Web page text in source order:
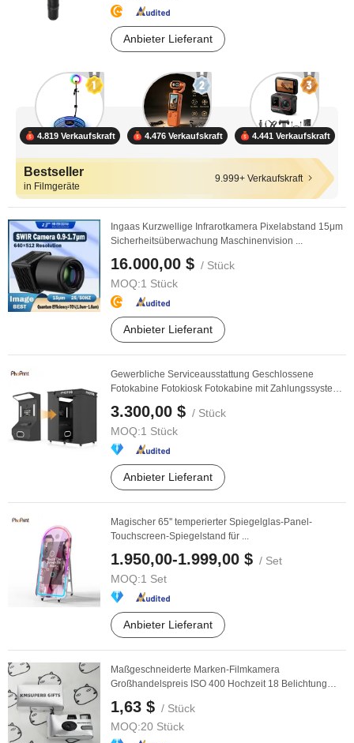
Anbieter Lieferant
4.819 Verkaufskraft 4.476 Verkaufskraft 4.441 Verkaufskraft
Bestseller
in Filmgeräte
9.999+ Verkaufskraft
Ingaas Kurzwellige Infrarotkamera Pixelabstand 15μm
Sicherheitsüberwachung Maschinenvision ...
16.000,00 $ / Stück
MOQ:1 Stück
Anbieter Lieferant
Gewerbliche Serviceausstattung Geschlossene
Fotokabine Fotokiosk Fotokabine mit Zahlungssystem
3.300,00 $ / Stück
MOQ:1 Stück
Anbieter Lieferant
Magischer 65'' temperierter Spiegelglas-Panel-
Touchscreen-Spiegelstand für ...
1.950,00-1.999,00 $ / Set
MOQ:1 Set
Anbieter Lieferant
Maßgeschneiderte Marken-Filmkamera
Großhandelspreis ISO 400 Hochzeit 18 Belichtung
Einwegkamera mit ...
1,63 $ / Stück
MOQ:20 Stück